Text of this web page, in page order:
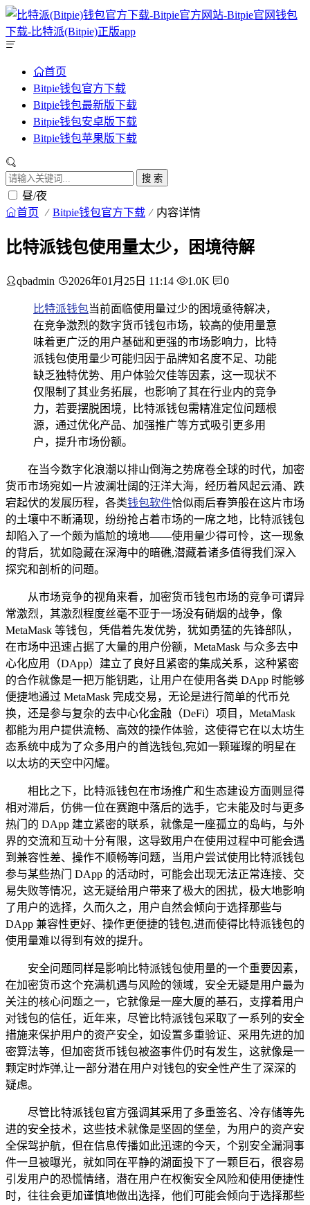
首页
Bitpie钱包官方下载
Bitpie钱包最新版下载
Bitpie钱包安卓版下载
Bitpie钱包苹果版下载
搜 索
昼/夜
首页 Bitpie钱包官方下载 内容详情
比特派钱包使用量太少，困境待解
qbadmin 2026年01月25日 11:14 1.0K 0
比特派钱包当前面临使用量过少的困境亟待解决，
在竞争激烈的数字货币钱包市场，较高的使用量意
味着更广泛的用户基础和更强的市场影响力，比特
派钱包使用量少可能归因于品牌知名度不足、功能
缺乏独特优势、用户体验欠佳等因素，这一现状不
仅限制了其业务拓展，也影响了其在行业内的竞争
力，若要摆脱困境，比特派钱包需精准定位问题根
源，通过优化产品、加强推广等方式吸引更多用
户，提升市场份额。
在当今数字化浪潮以排山倒海之势席卷全球的时代，加密
货币市场宛如一片波澜壮阔的汪洋大海，经历着风起云涌、跌
宕起伏的发展历程，各类钱包软件恰似雨后春笋般在这片市场
的土壤中不断涌现，纷纷抢占着市场的一席之地，比特派钱包
却陷入了一个颇为尴尬的境地——使用量少得可怜，这一现象
的背后，犹如隐藏在深海中的暗礁,潜藏着诸多值得我们深入
探究和剖析的问题。
从市场竞争的视角来看，加密货币钱包市场的竞争可谓异
常激烈，其激烈程度丝毫不亚于一场没有硝烟的战争，像
MetaMask 等钱包，凭借着先发优势，犹如勇猛的先锋部队，
在市场中迅速占据了大量的用户份额，MetaMask 与众多去中
心化应用（DApp）建立了良好且紧密的集成关系，这种紧密
的合作就像是一把万能钥匙，让用户在使用各类 DApp 时能够
便捷地通过 MetaMask 完成交易，无论是进行简单的代币兑
换，还是参与复杂的去中心化金融（DeFi）项目，MetaMask
都能为用户提供流畅、高效的操作体验，这使得它在以太坊生
态系统中成为了众多用户的首选钱包,宛如一颗璀璨的明星在
以太坊的天空中闪耀。
相比之下，比特派钱包在市场推广和生态建设方面则显得
相对滞后，仿佛一位在赛跑中落后的选手，它未能及时与更多
热门的 DApp 建立紧密的联系，就像是一座孤立的岛屿，与外
界的交流和互动十分有限，这导致用户在使用过程中可能会遇
到兼容性差、操作不顺畅等问题，当用户尝试使用比特派钱包
参与某些热门 DApp 的活动时，可能会出现无法正常连接、交
易失败等情况，这无疑给用户带来了极大的困扰，极大地影响
了用户的选择，久而久之，用户自然会倾向于选择那些与
DApp 兼容性更好、操作更便捷的钱包,进而使得比特派钱包的
使用量难以得到有效的提升。
安全问题同样是影响比特派钱包使用量的一个重要因素，
在加密货币这个充满机遇与风险的领域，安全无疑是用户最为
关注的核心问题之一，它就像是一座大厦的基石，支撑着用户
对钱包的信任，近年来，尽管比特派钱包采取了一系列的安全
措施来保护用户的资产安全，如设置多重验证、采用先进的加
密算法等，但加密货币钱包被盗事件仍时有发生，这就像是一
颗定时炸弹,让一部分潜在用户对钱包的安全性产生了深深的
疑虑。
尽管比特派钱包官方强调其采用了多重签名、冷存储等先
进的安全技术，这些技术就像是坚固的堡垒，为用户的资产安
全保驾护航，但在信息传播如此迅速的今天，个别安全漏洞事
件一旦被曝光，就如同在平静的湖面投下了一颗巨石，很容易
引发用户的恐慌情绪，潜在用户在权衡安全风险和使用便捷性
时，往往会更加谨慎地做出选择，他们可能会倾向于选择那些